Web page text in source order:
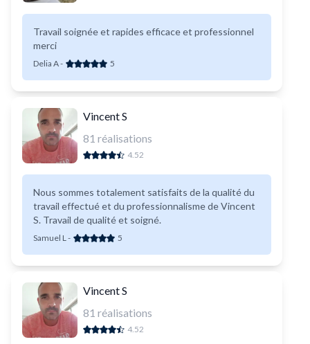
Travail soignée et rapides efficace et professionnel
merci
Delia A- 5
Vincent S
81 réalisations
4.52
Nous sommes totalement satisfaits de la qualité du
travail effectué et du professionnalisme de Vincent
S. Travail de qualité et soigné.
Samuel L - 5
Vincent S
81 réalisations
4.52